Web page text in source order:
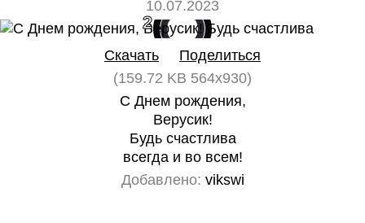
10.07.2023
2 0
Скачать
Поделиться
(159.72 KB 564x930)
С Днем рождения,
Верусик!
Будь счастлива
всегда и во всем!
Добавлено: vikswi